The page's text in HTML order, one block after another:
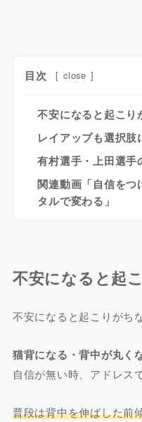
目次 [ close ]
不安になると起こり
レイアップも選択肢
有村選手・上田選手
関連動画「自信をつ
タルで変わる」
不安になると起
不安になると起こりがち
猫背になる・背中が丸く
自信が無い時、アドレス
普段は背中を伸ばした前